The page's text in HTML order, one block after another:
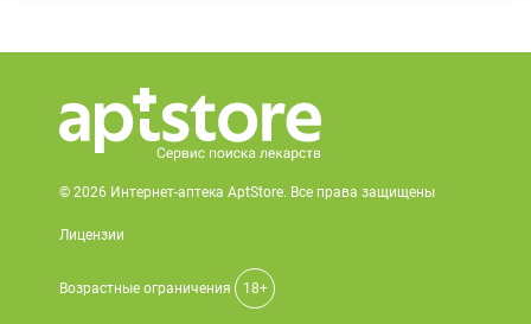
© 2026 Интернет-аптека AptStore. Все права защищены
Лицензии
Возрастные ограничения 18+